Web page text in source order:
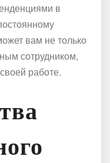
в
вам не только
сотрудником,
работе.